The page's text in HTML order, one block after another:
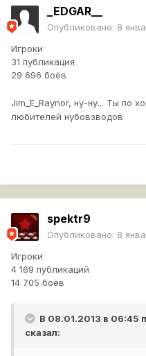
_EDGAR__
Опубликовано: 8
Игроки
31 публикация
29 696 боёв
Jim_E_Raynor, ну-ну... Ты по
любителей нубовзводов
spektr9
Опубликовано: 8
Игроки
4 169 публикаций
14 705 боёв
В 08.01.2013 в 06:45
сказал: